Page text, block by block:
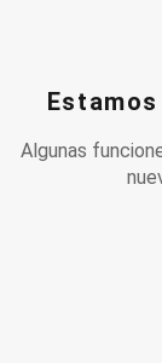
Algunas